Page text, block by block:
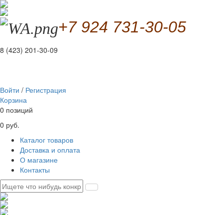
+7 924 731-30-05
8 (423) 201-30-09
Войти / Регистрация
Корзина
0 позиций
0 руб.
Каталог товаров
Доставка и оплата
О магазине
Контакты